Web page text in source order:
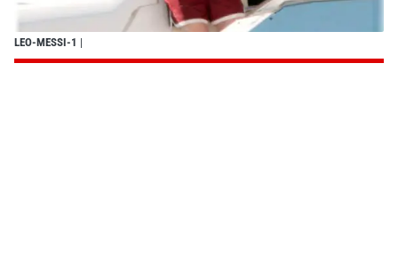
LEO-MESSI-1 |